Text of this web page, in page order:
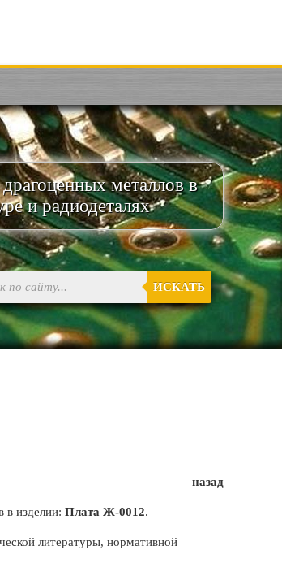
металлов в
и радиодеталях
ИСКАТЬ
назад
в изделии: Плата Ж-0012.
литературы, нормативной